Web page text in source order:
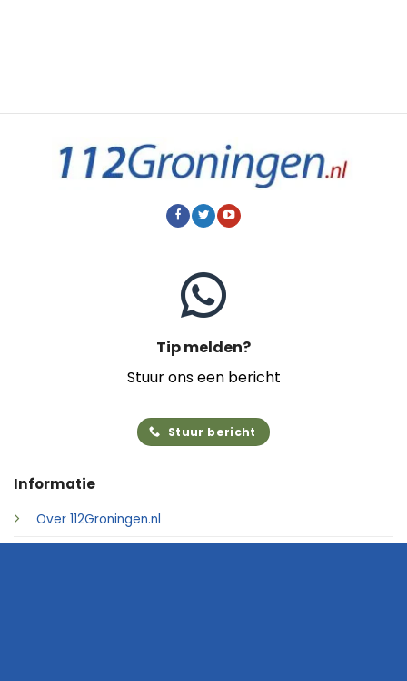
Informatie
Over 112Groningen.nl
Tip melden?
Stuur ons een bericht
Stuur bericht